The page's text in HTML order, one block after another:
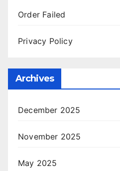
Order Failed
Privacy Policy
Archives
December 2025
November 2025
May 2025